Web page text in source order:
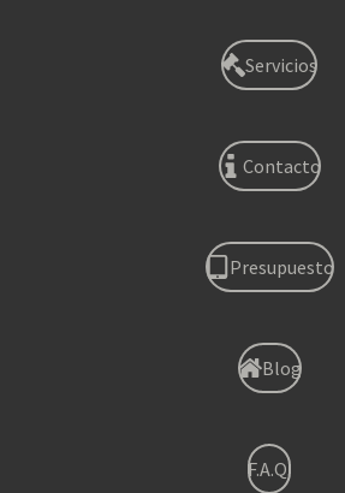
Servicios
Contacto
Presupuesto
Blog
F.A.Q.